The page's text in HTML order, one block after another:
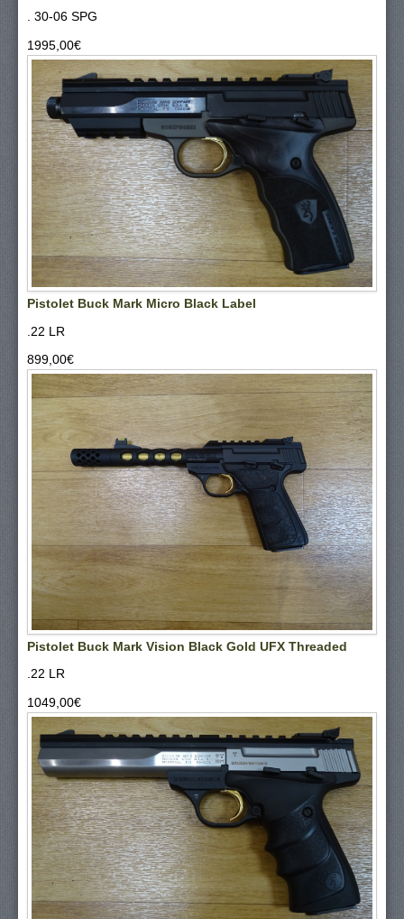
. 30-06 SPG
1995,00‎€
Pistolet Buck Mark Micro Black Label
.22 LR
899,00‎€
Pistolet Buck Mark Vision Black Gold UFX Threaded
.22 LR
1049,00‎€